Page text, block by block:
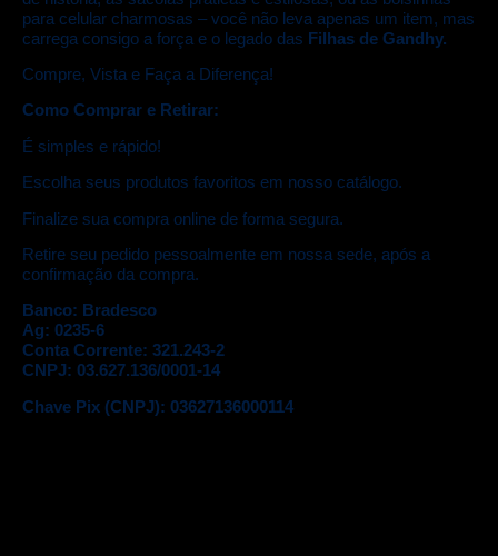
para celular charmosas – você não leva apenas um item, mas
carrega consigo a força e o legado das Filhas de Gandhy.
Compre, Vista e Faça a Diferença!
Como Comprar e Retirar:
É simples e rápido!
Escolha seus produtos favoritos em nosso catálogo.
Finalize sua compra online de forma segura.
Retire seu pedido pessoalmente em nossa sede, após a
confirmação da compra.
Banco: Bradesco
Ag: 0235-6
Conta Corrente: 321.243-2
CNPJ: 03.627.136/0001-14
Chave Pix (CNPJ): 03627136000114